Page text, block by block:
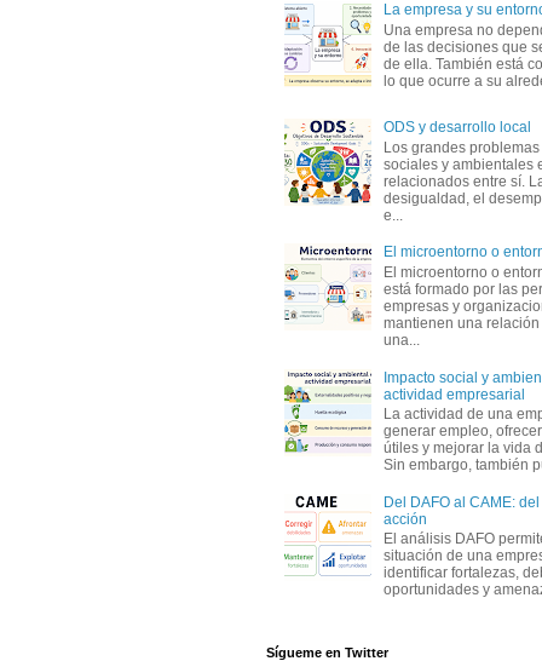
La empresa y su
Una empresa no
de las decisiones que
de ella. También está
lo que ocurre a su
ODS y desarrollo local
Los grandes
sociales y ambientales
relacionados entre sí.
desigualdad, el
e...
El microentorno o
El microentorno o
está formado por las
empresas y
mantienen una
una...
Impacto social y
actividad empresarial
La actividad de una
generar empleo,
útiles y mejorar la vida
Sin embargo, también
Del DAFO al CAME:
acción
El análisis DAFO
situación de una
identificar fortalezas,
oportunidades y
Sígueme en Twitter